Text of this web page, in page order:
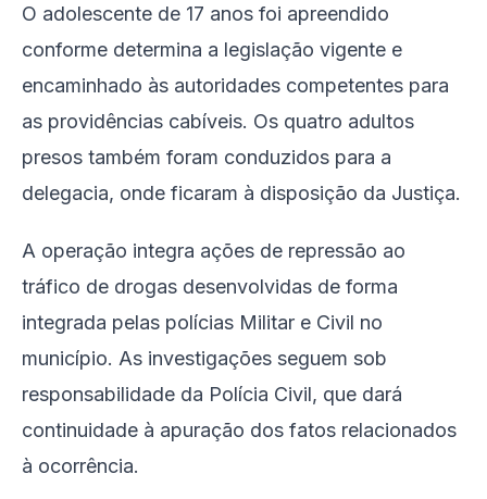
O adolescente de 17 anos foi apreendido
conforme determina a legislação vigente e
encaminhado às autoridades competentes para
as providências cabíveis. Os quatro adultos
presos também foram conduzidos para a
delegacia, onde ficaram à disposição da Justiça.
A operação integra ações de repressão ao
tráfico de drogas desenvolvidas de forma
integrada pelas polícias Militar e Civil no
município. As investigações seguem sob
responsabilidade da Polícia Civil, que dará
continuidade à apuração dos fatos relacionados
à ocorrência.